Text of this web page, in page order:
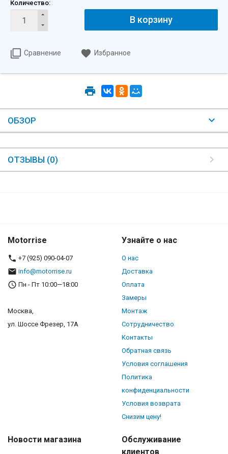
Количество:
В корзину
Сравнение Избранное
ОБЗОР
ОТЗЫВЫ (0)
Motorrise
+7 (925) 090-04-07
info@motorrise.ru
Пн - Пт 10:00—18:00
Москва,
ул. Шоссе Фрезер, 17А
Узнайте о нас
О нас
Доставка
Оплата
Замеры
Монтаж
Сотрудничество
Контакты
Обратная связь
Условия соглашения
Политика
конфиденциальности
Условия возврата
Снизим цену!
Новости магазина
Обслуживание
клиентов